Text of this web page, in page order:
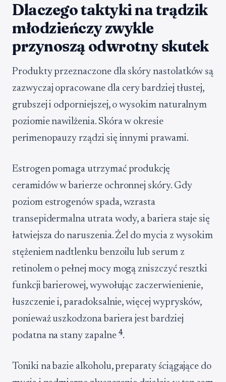
Dlaczego taktyki na trądzik
młodzieńczy zwykle
przynoszą odwrotny skutek
Produkty przeznaczone dla skóry nastolatków są
zazwyczaj opracowane dla cery bardziej tłustej,
grubszej i odporniejszej, o wysokim naturalnym
poziomie nawilżenia. Skóra w okresie
perimenopauzy rządzi się innymi prawami.
Estrogen pomaga utrzymać produkcję
ceramidów w barierze ochronnej skóry. Gdy
poziom estrogenów spada, wzrasta
transepidermalna utrata wody, a bariera staje się
łatwiejsza do naruszenia. Żel do mycia z wysokim
stężeniem nadtlenku benzoilu lub serum z
retinolem o pełnej mocy mogą zniszczyć resztki
funkcji barierowej, wywołując zaczerwienienie,
łuszczenie i, paradoksalnie, więcej wyprysków,
ponieważ uszkodzona bariera jest bardziej
podatna na stany zapalne 4.
Toniki na bazie alkoholu, preparaty ściągające do